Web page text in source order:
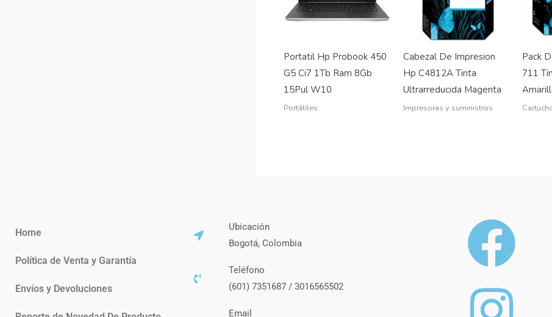
Portatil Hp Probook 450
G5 Ci7 1Tb Ram 8Gb
15Pul W10
Portátiles
Cabezal De Impresion
Hp C4812A Tinta
Ultrarreducida Magenta
Impresoras y suministros
Pack
711
Home
Política de Venta y Garantía
Envíos y Devoluciones
Ubicación
Bogotá, Colombia
Teléfono
(601) 7351687 / 3016565502
Email